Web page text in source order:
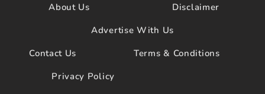
o
e
About Us
Disclaimer
Advertise With Us
Contact Us
Terms & Conditions
Privacy Policy